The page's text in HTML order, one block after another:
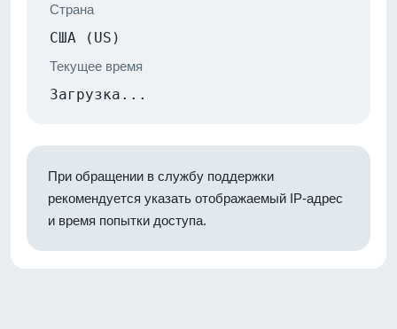
Страна
США (US)
Текущее время
Загрузка...
При обращении в службу поддержки
рекомендуется указать отображаемый IP-адрес
и время попытки доступа.